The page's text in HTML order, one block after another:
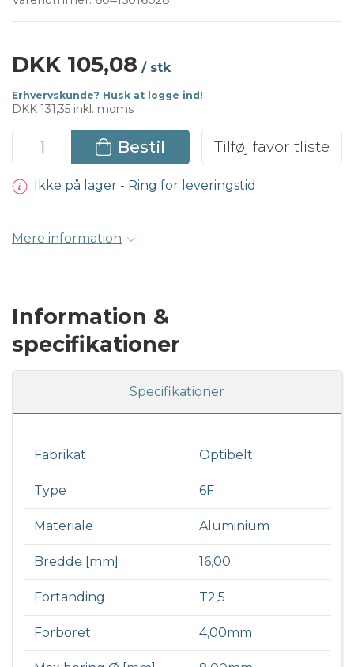
DKK 105,08 / stk
Erhvervskunde? Husk at logge ind!
DKK 131,35 inkl. moms
Bestil Tilføj favoritliste
Ikke på lager - Ring for leveringstid
Mere information
Information &
specifikationer
Specifikationer
Fabrikat Optibelt
Type 6F
Materiale Aluminium
Bredde [mm] 16,00
Fortanding T2,5
Forboret 4,00mm